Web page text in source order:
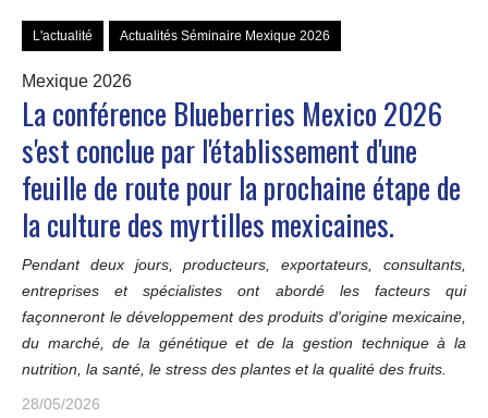
L'actualité Actualités Séminaire Mexique 2026
Mexique 2026
La conférence Blueberries Mexico 2026
s'est conclue par l'établissement d'une
feuille de route pour la prochaine étape de
la culture des myrtilles mexicaines.
Pendant deux jours, producteurs, exportateurs, consultants,
entreprises et spécialistes ont abordé les facteurs qui
façonneront le développement des produits d'origine mexicaine,
du marché, de la génétique et de la gestion technique à la
nutrition, la santé, le stress des plantes et la qualité des fruits.
28/05/2026